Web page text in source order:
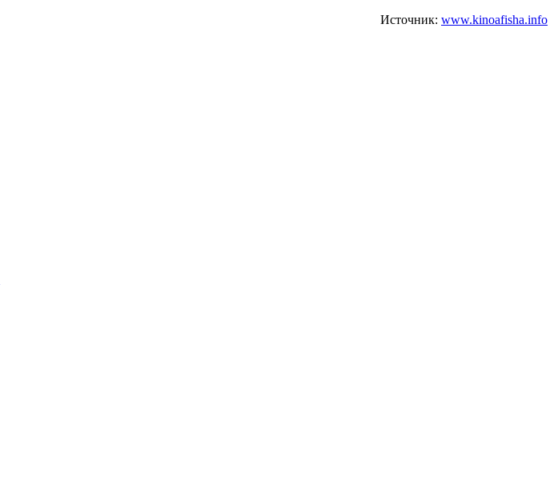
Источник: www.kinoafisha.info